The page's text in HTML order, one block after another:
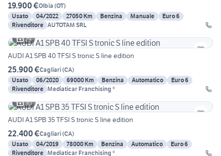
19.900 €Olbia (OT)
Usato
04/2022 27050 Km Benzina Manuale
Euro 6
Rivenditore AUTOTAM SRL
29
AUDI A1 SPB 40 TFSI S tronic S line edition
25.900 €Cagliari(CA)
Usato
06/2020 69000 Km Benzina Automatico
Euro 6
Rivenditore Mediaticar Franchising ®
30
AUDI A1 SPB 35 TFSI S tronic S line edition
22.400 €Cagliari(CA)
Usato
04/2019 78000 Km Benzina Automatico
Euro 6
Rivenditore Mediaticar Franchising ®